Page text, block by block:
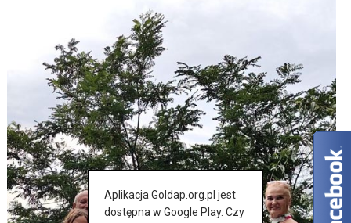
Aplikacja Goldap.org.pl jest
dostępna w Google Play. Czy